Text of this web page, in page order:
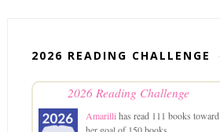
2026 READING CHALLENGE
2026 Reading Challenge
Amarillihas read 111 books toward